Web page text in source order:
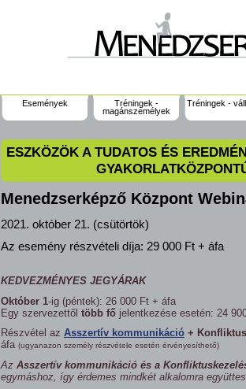
Események
Tréningek -
magánszemélyek
Tréningek -
ESZKÖZÖK A TUDATOS ÉS
Menedzserképző Központ
2021. október 21. (csütörtök)
Az esemény részvételi díja: 29 000 Ft + áfa
KEDVEZMÉNYES JEGYÁRAK
Október 1-ig (péntek): 26 000 Ft + áfa
Egy szervezettől több fő jelentkezése esetén: 24
Részvétel az Asszertív kommunikáció +
áfa (ugyanazon személy részvétele esetén érvényesíthető)
Az Asszertív kommunikáció és a
egymáshoz, így érdemes mindkét alkalomra